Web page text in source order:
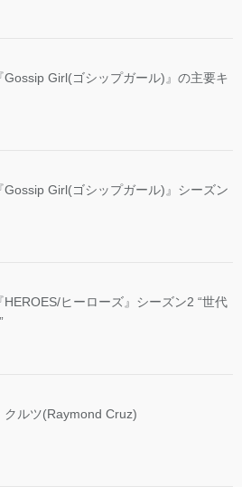
Gossip Girl(ゴシップガール)』の主要キ
Gossip Girl(ゴシップガール)』シーズン
ヒーローズ』シーズン2 “世代
クルツ(Raymond Cruz)